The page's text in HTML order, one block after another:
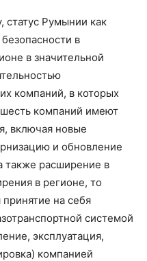
статус Румынии как
в
в значительной
компаний, в которых
шесть компаний имеют
включая новые
и обновление
расширение в
в регионе, то
на себя
системой
эксплуатация,
компанией